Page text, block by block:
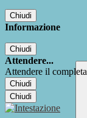
Chiudi
Informazione
Chiudi
Attendere...
Attendere il
Chiudi
Chiudi